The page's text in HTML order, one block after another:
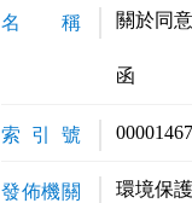
名 稱 關於同
函
索 引 號
發佈機關 環境保